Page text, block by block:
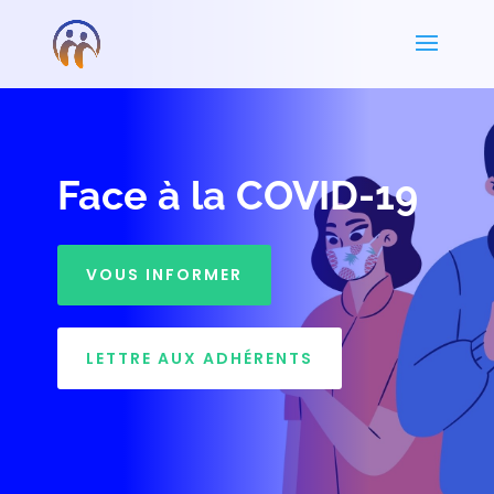
Face à la COVID-19
VOUS INFORMER
LETTRE AUX ADHÉRENTS